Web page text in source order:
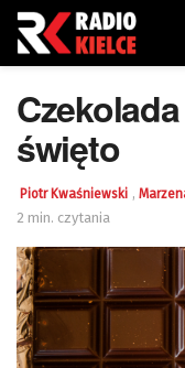
święto
Piotr Kwaśniewski ,
2 min. czytania